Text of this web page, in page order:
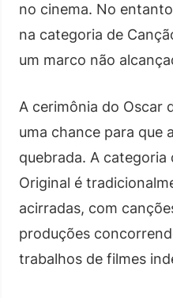
no cinema. No
na categoria de
um marco não
A cerimônia do Oscar
uma chance para que
quebrada. A categoria
Original é
acirradas, com
produções
trabalhos de filmes